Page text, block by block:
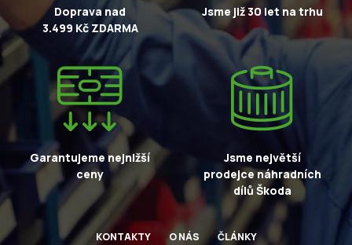
Doprava nad
3.499 Kč ZDARMA
Jsme již 30 let na trhu
Garantujeme nejnižší
ceny
Jsme největší
prodejce náhradních
dílů Škoda
KONTAKTY O NÁS ČLÁNKY